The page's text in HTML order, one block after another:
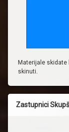
Materijale
skinuti.
Zastupnici